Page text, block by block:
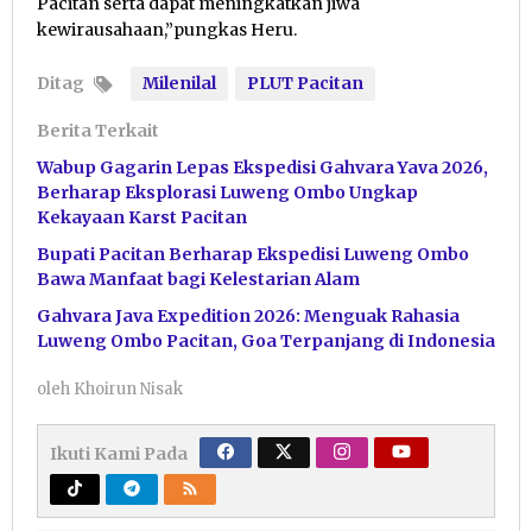
kewirausahaan,”pungkas Heru.
Ditag Milenilal PLUT Pacitan
Berita Terkait
Wabup Gagarin Lepas Ekspedisi Gahvara Yava 2026,
Berharap Eksplorasi Luweng Ombo Ungkap
Kekayaan Karst Pacitan
Bupati Pacitan Berharap Ekspedisi Luweng Ombo
Bawa Manfaat bagi Kelestarian Alam
Gahvara Java Expedition 2026: Menguak Rahasia
Luweng Ombo Pacitan, Goa Terpanjang di Indonesia
oleh Khoirun Nisak
Ikuti Kami Pada